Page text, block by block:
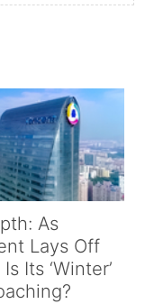
As
Lays Off
Its ‘Winter’